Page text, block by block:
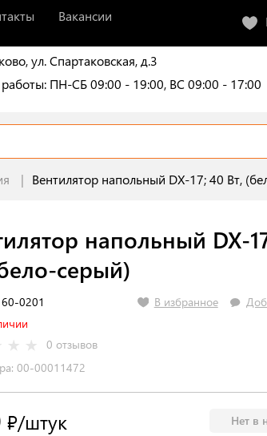
Вакансии
ул. Спартаковская, д.3
ПН-СБ 09:00 - 19:00, ВС 09:00 - 17:00
Вентилятор напольный DX-17; 40 Вт,
напольный DX-
серый)
0201 В избранное
0 отзывов
00-00011472
₽/штук Нет в